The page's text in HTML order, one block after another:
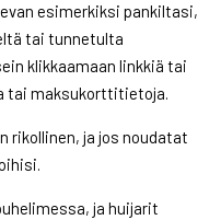
esimerkiksi pankiltasi,
tai tunnetulta
klikkaamaan linkkiä tai
tai maksukorttitietoja.
rikollinen, ja jos noudatat
ja huijarit